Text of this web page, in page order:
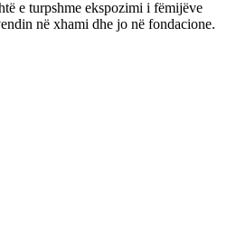
e turpshme ekspozimi i fëmijëve
në xhami dhe jo në fondacione.